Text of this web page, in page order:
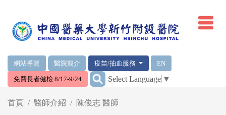
網站導覽 醫院簡介 疫苗/抽血服務 EN
免費長者健檢 8/17-9/24 ::: Select Language ▼
首頁 醫師介紹 陳俊志 醫師